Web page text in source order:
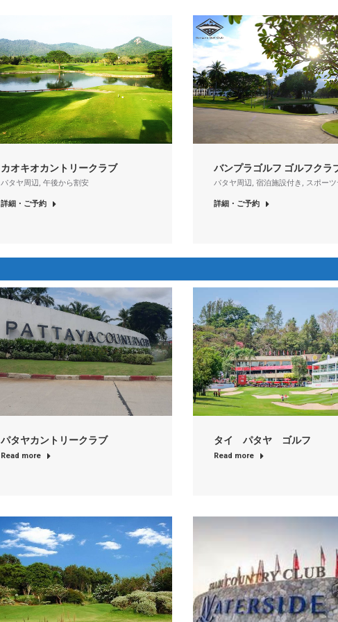
カオキオカントリークラブ
パタヤ周辺, 午後から割安
詳細・ご予約
バンプラゴルフ ゴルフクラ
パタヤ周辺, 宿泊施設付き , スポー
詳細・ご予約
パタヤカントリークラブ
Read more
タイ パタヤ ゴルフ
Read more